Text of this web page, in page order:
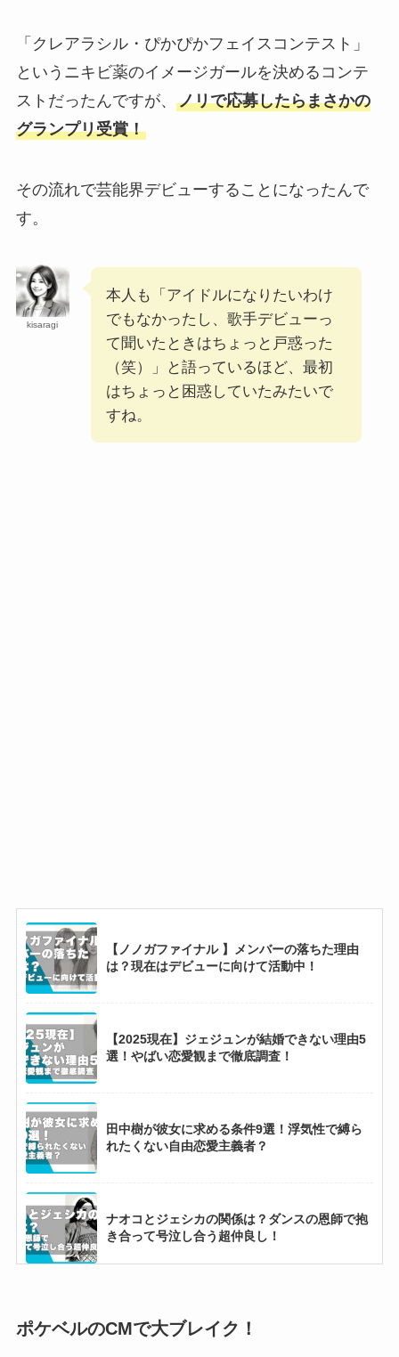
BLACKPINKメンバーのグループ年収や収入源
は？億単位とケタ違いでやばい！
【2025最新】永瀬廉に現在彼女はいない！21人
【顔画像】ちゃんみなと旦那の馴れ初めは？キ
スショットなどラブラブエピソードがやばい！
風間俊介と奥さんの馴れ初め！10年交際の末に
【2025現在】松本潤に彼女はいない！歴代彼女
14人を徹底調査！
【時系列解説】リョウキと熱愛した彼女3選！
隠れ交際や浮気の内容がやばすぎる！
【2025最新】G-DRAGONの歴代彼女まとめ！
カリナ熱愛説はデマ！
「クレアラシル・ぴかぴかフェイスコンテスト」
というニキビ薬のイメージガールを決めるコンテ
ストだったんですが、 ノリで応募したらまさかの
グランプリ受賞！
その流れで芸能界デビューすることになったんで
す。
kisaragi
本人も「アイドルになりたいわけ
でもなかったし、歌手デビューっ
て聞いたときはちょっと戸惑った
（笑）」と語っているほど、最初
はちょっと困惑していたみたいで
すね。
【ノノガファイナル 】メンバーの落ちた理由
は？現在はデビューに向けて活動中！
【2025現在】ジェジュンが結婚できない理由5
選！やばい恋愛観まで徹底調査！
田中樹が彼女に求める条件9選！浮気性で縛ら
れたくない自由恋愛主義者？
ナオコとジェシカの関係は？ダンスの恩師で抱
き合って号泣し合う超仲良し！
国もジェヒョンがトップ独占？
ポケベルのCMで大ブレイク！